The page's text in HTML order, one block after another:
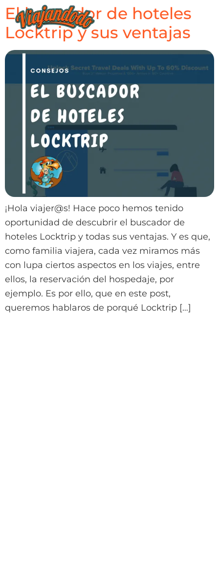
El buscador de hoteles
Locktrip y sus ventajas
¡Hola viajer@s! Hace poco hemos tenido
oportunidad de descubrir el buscador de
hoteles Locktrip y todas sus ventajas. Y es que,
como familia viajera, cada vez miramos más
con lupa ciertos aspectos en los viajes, entre
ellos, la reservación del hospedaje, por
ejemplo. Es por ello, que en este post,
queremos hablaros de porqué Locktrip […]